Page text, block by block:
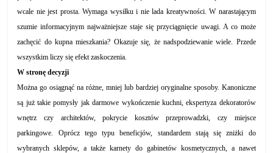
wcale nie jest prosta. Wymaga wysiłku i nie lada kreatywności. W narastającym
szumie informacyjnym najważniejsze staje się przyciągnięcie uwagi. A co może
zachęcić do kupna mieszkania? Okazuje się, że nadspodziewanie wiele. Przede
wszystkim liczy się efekt zaskoczenia.
W stronę decyzji
Można go osiągnąć na różne, mniej lub bardziej oryginalne sposoby. Kanoniczne
są już takie pomysły jak darmowe wykończenie kuchni, ekspertyza dekoratorów
wnętrz czy architektów, pokrycie kosztów przeprowadzki, czy miejsce
parkingowe. Oprócz tego typu beneficjów, standardem stają się zniżki do
wybranych sklepów, a także karnety do gabinetów kosmetycznych, a nawet